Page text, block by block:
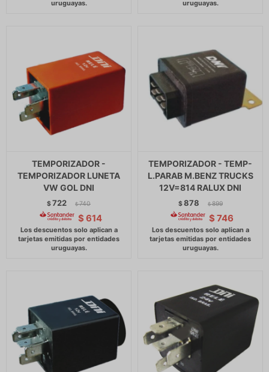
TEMPORIZADOR -
TEMPORIZADOR LUNETA
VW GOL DNI
$722 $ 740
$ 614
TEMPORIZADOR - TEMP-
L.PARAB M.BENZ TRUCKS
12V=814 RALUX DNI
$878 $ 899
$ 746